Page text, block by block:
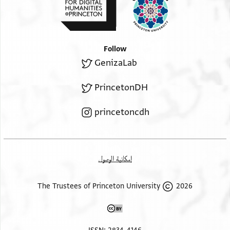
Follow
GenizaLab
PrincetonDH
princetoncdh
إمكانية الوصول
2026 The Trustees of Princeton University